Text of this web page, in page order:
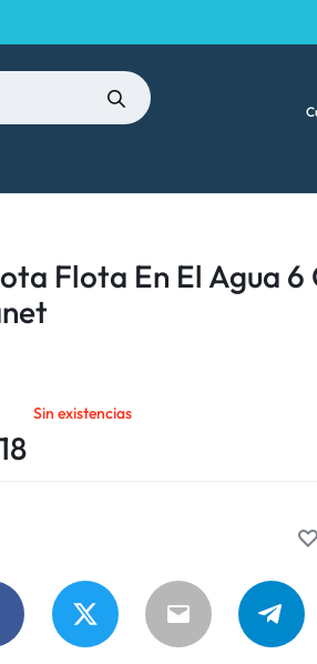
Flota En El Agua 6
Sin existencias